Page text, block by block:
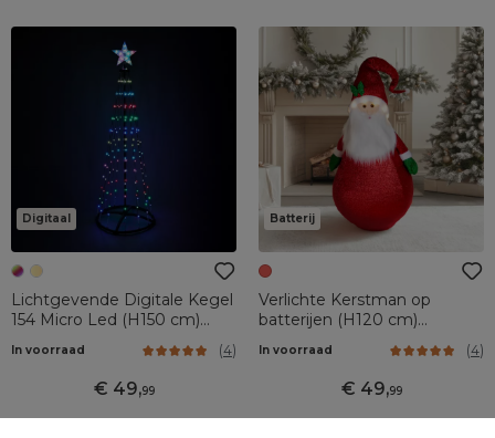
Digitaal
Lichtgevende Digitale Kegel
154 Micro Led (H150 cm)
Veelkleurig
In voorraad (4)
49,99
Batterij
Verlichte Kerstman op
batterijen (H120 cm)
In voorraad (4)
49,99